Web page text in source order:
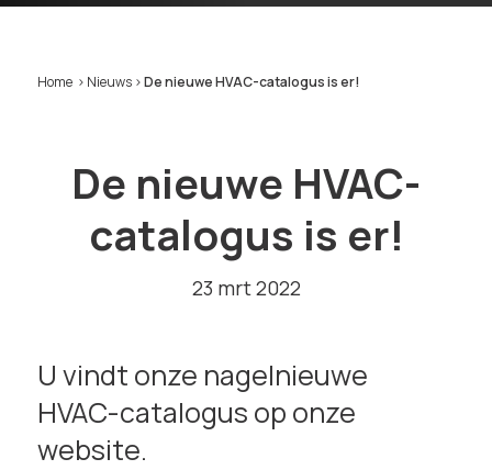
Home > Nieuws >De nieuwe HVAC-catalogus is er!
De nieuwe HVAC-
catalogus is er!
23 mrt 2022
U vindt onze nagelnieuwe
HVAC-catalogus op onze
website.